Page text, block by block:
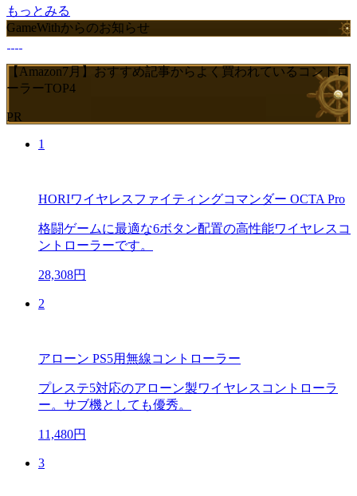
もっとみる
GameWithからのお知らせ
【Amazon7月】おすすめ記事からよく買われているコントロ
ーラーTOP4
PR
1
HORIワイヤレスファイティングコマンダー OCTA Pro
格闘ゲームに最適な6ボタン配置の高性能ワイヤレスコ
ントローラーです。
28,308円
2
アローン PS5用無線コントローラー
プレステ5対応のアローン製ワイヤレスコントローラ
ー。サブ機としても優秀。
11,480円
3